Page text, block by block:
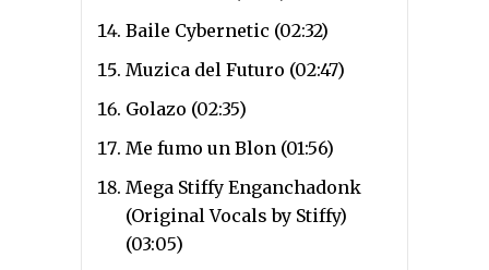
Baile Cybernetic (02:32)
Muzica del Futuro (02:47)
Golazo (02:35)
Me fumo un Blon (01:56)
Mega Stiffy Enganchadonk
(Original Vocals by Stiffy)
(03:05)